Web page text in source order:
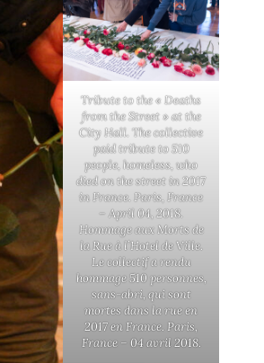
Tribute to the « Deaths
from the Street » at the
City Hall. The collective
paid tribute to 510
people, homeless, who
died on the street in 2017
in France. Paris, France
– April 04, 2018.
Hommage aux Morts de
la Rue à l’Hotel de Ville.
Le collectif a rendu
hommage 510 personnes,
sans-abri, qui sont
mortes dans la rue en
2017 en France. Paris,
France – 04 avril 2018.